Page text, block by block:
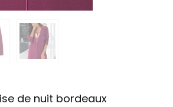
de nuit bordeaux